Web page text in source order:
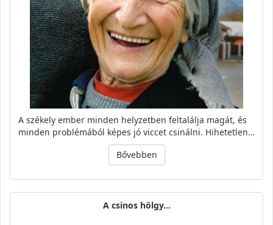
A székely ember minden helyzetben feltalálja magát, és
minden problémából képes jó viccet csinálni. Hihetetlen…
Bővebben
A csinos hölgy…